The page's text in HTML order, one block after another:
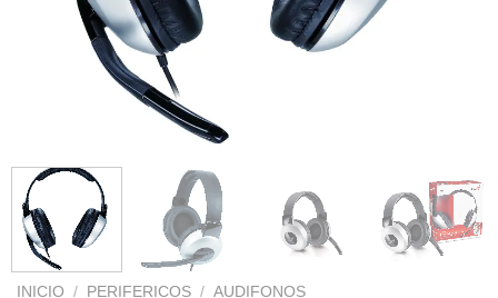
INICIO / PERIFERICOS / AUDIFONOS